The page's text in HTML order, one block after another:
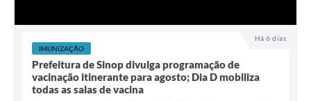
Há 6 dias
IMUNIZAÇÃO
Prefeitura de Sinop divulga programação de
vacinação itinerante para agosto; Dia D mobiliza
todas as salas de vacina